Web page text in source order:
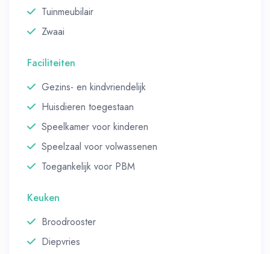
Tuinmeubilair
Zwaai
Faciliteiten
Gezins- en kindvriendelijk
Huisdieren toegestaan
Speelkamer voor kinderen
Speelzaal voor volwassenen
Toegankelijk voor PBM
Keuken
Broodrooster
Diepvries